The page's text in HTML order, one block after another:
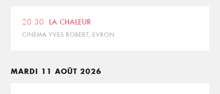
20:30 LA CHALEUR
CINÉMA YVES ROBERT, EVRON
MARDI 11 AOÛT 2026